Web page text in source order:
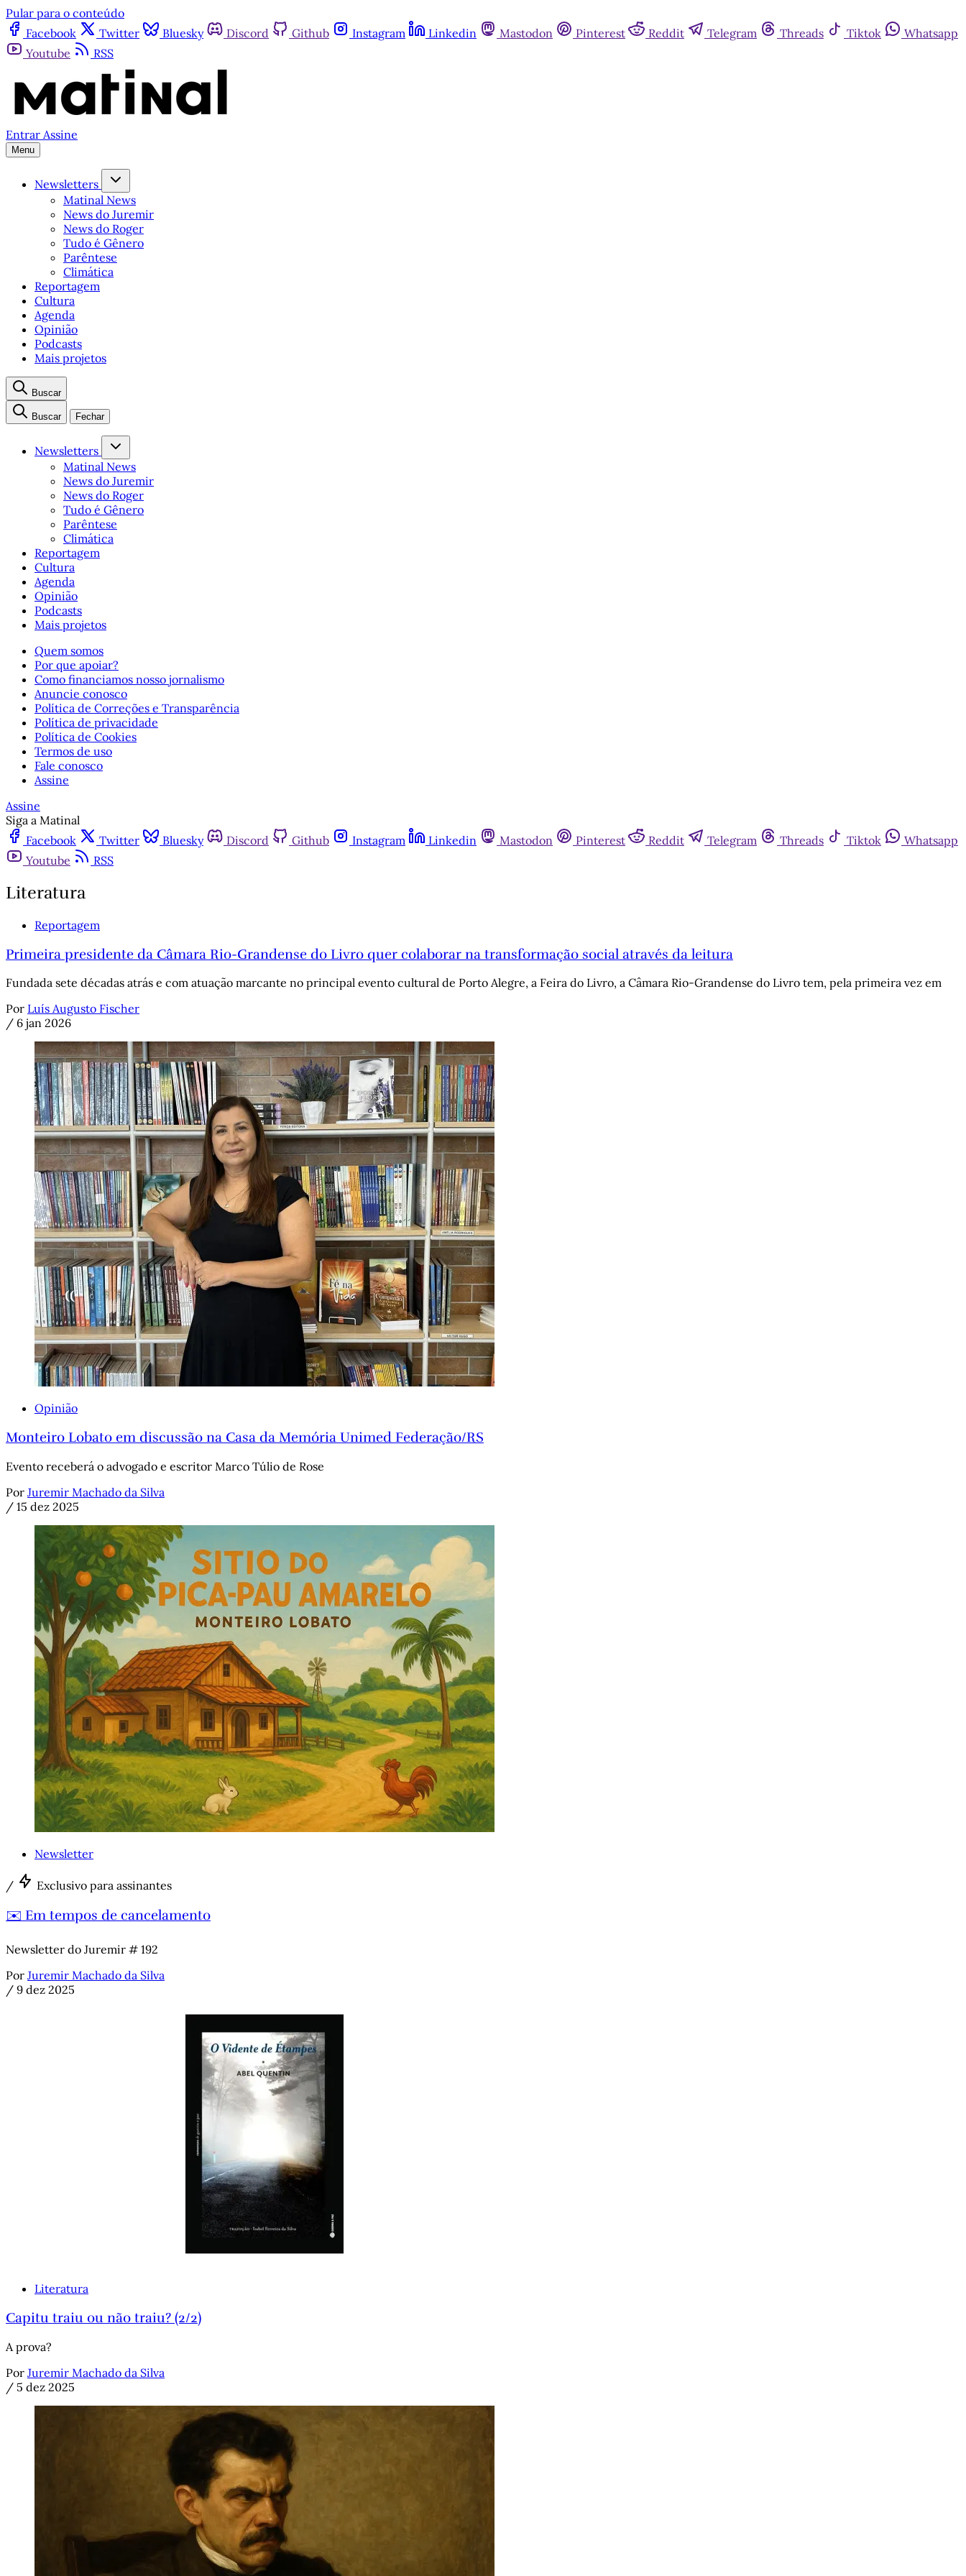
Pular para o conteúdo
Facebook
Twitter Bluesky Discord Github Instagram Linkedin Mastodon Pinterest Reddit Telegram Threads Tiktok
Whatsapp
Youtube
RSS
Entrar Assine
Menu
Newsletters
Matinal News
News do Juremir
News do Roger
Tudo é Gênero
Parêntese
Climática
Reportagem
Cultura
Agenda
Opinião
Podcasts
Mais projetos
Buscar
Buscar Fechar
Newsletters
Matinal News
News do Juremir
News do Roger
Tudo é Gênero
Parêntese
Climática
Reportagem
Cultura
Agenda
Opinião
Podcasts
Mais projetos
Quem somos
Por que apoiar?
Como financiamos nosso jornalismo
Anuncie conosco
Política de Correções e Transparência
Política de privacidade
Política de Cookies
Termos de uso
Fale conosco
Assine
Assine
Siga a Matinal
Facebook
Twitter Bluesky Discord Github Instagram Linkedin Mastodon Pinterest Reddit Telegram Threads Tiktok
Whatsapp
Youtube
RSS
Literatura
Reportagem
Primeira presidente da Câmara Rio-Grandense do Livro quer colaborar na transformação social através da leitura
Fundada sete décadas atrás e com atuação marcante no principal evento cultural de Porto Alegre, a Feira do Livro, a Câmara Rio-Grandense do Livro tem, pela primeira vez em
Por Luís Augusto Fischer
/ 6 jan 2026
Opinião
Monteiro Lobato em discussão na Casa da Memória Unimed Federação/RS
Evento receberá o advogado e escritor Marco Túlio de Rose
Por Juremir Machado da Silva
/ 15 dez 2025
Newsletter
/ Exclusivo para assinantes
✉️ Em tempos de cancelamento
Newsletter do Juremir # 192
Por Juremir Machado da Silva
/ 9 dez 2025
Literatura
Capitu traiu ou não traiu? (2/2)
A prova?
Por Juremir Machado da Silva
/ 5 dez 2025